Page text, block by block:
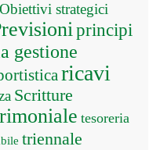
Obiettivi strategici
principi
gestione
ricavi
Scritture
tesoreria
triennale